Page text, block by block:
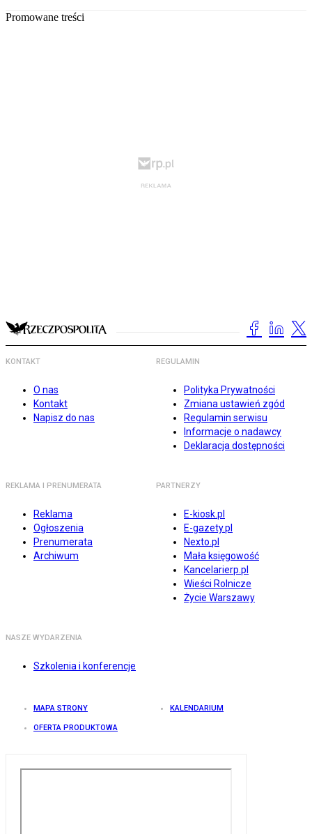
Promowane treści
KONTAKT
O nas
Kontakt
Napisz do nas
REGULAMIN
Polityka Prywatności
Zmiana ustawień zgód
Regulamin serwisu
Informacje o nadawcy
Deklaracja dostępności
REKLAMA I PRENUMERATA
Reklama
Ogłoszenia
Prenumerata
Archiwum
PARTNERZY
E-kiosk.pl
E-gazety.pl
Nexto.pl
Mała księgowość
Kancelarierp.pl
Wieści Rolnicze
Życie Warszawy
NASZE WYDARZENIA
Szkolenia i konferencje
MAPA STRONY KALENDARIUM
OFERTA PRODUKTOWA